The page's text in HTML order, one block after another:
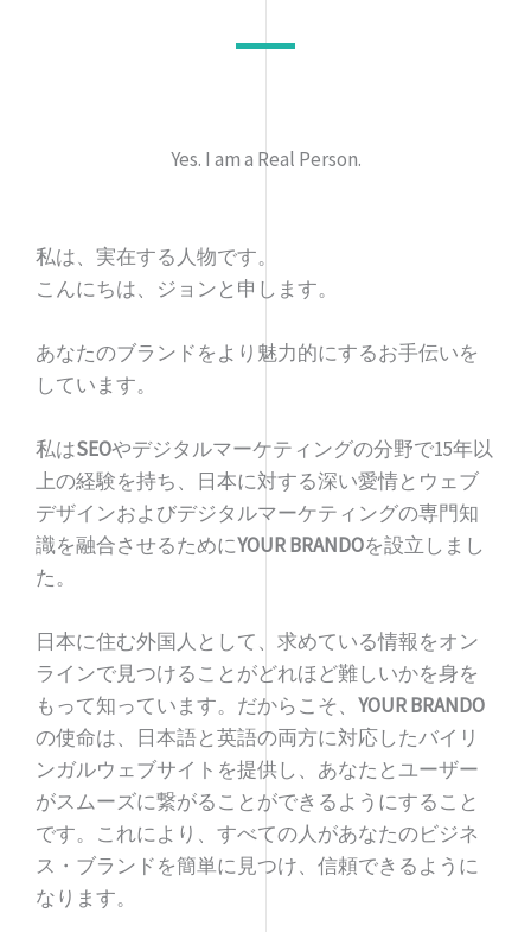
Yes. I am a Real Person.
私は、実在する人物です。
こんにちは、ジョンと申します。
あなたのブランドをより魅力的にするお手伝いを
しています。
私はSEOやデジタルマーケティングの分野で15年以
上の経験を持ち、日本に対する深い愛情とウェブ
デザインおよびデジタルマーケティングの専門知
識を融合させるためにYOUR BRANDOを設立しまし
た。
日本に住む外国人として、求めている情報をオン
ラインで見つけることがどれほど難しいかを身を
もって知っています。だからこそ、 YOUR BRANDO
の使命は、日本語と英語の両方に対応したバイリ
ンガルウェブサイトを提供し、あなたとユーザー
がスムーズに繋がることができるようにすること
です。これにより、すべての人があなたのビジネ
ス・ブランドを簡単に見つけ、信頼できるように
なります。